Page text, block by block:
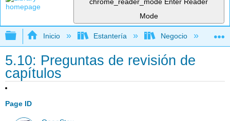
Mode
Expandir/contraer jerarquía global
Inicio Estantería Negocio
5.10: Preguntas de revisión de
capítulos
Page ID